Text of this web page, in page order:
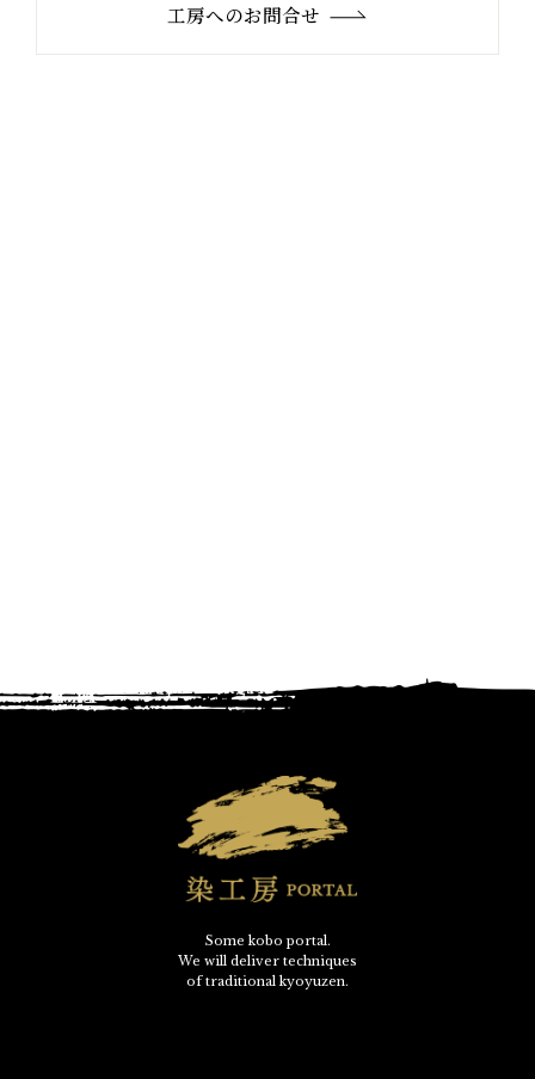
工房へのお問合せ
Some kobo portal.
We will deliver techniques
of traditional kyoyuzen.